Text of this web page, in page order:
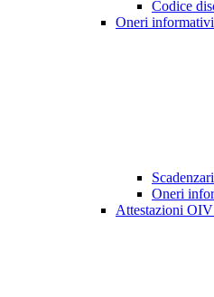
Codice
Oneri
Oneri
Attestazioni OIV